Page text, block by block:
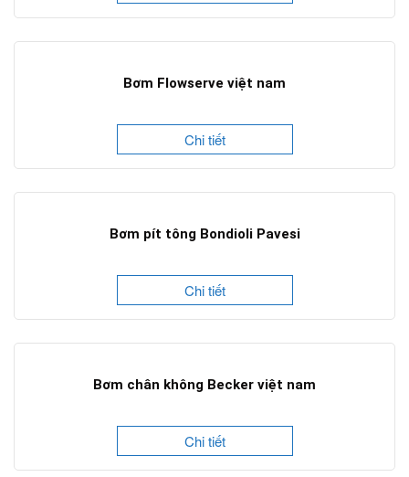
Bơm Flowserve việt nam
Chi tiết
Bơm pít tông Bondioli Pavesi
Chi tiết
Bơm chân không Becker việt nam
Chi tiết